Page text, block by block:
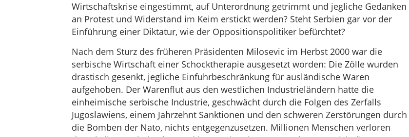
Wirtschaftskrise eingestimmt, auf Unterordnung getrimmt und jegliche Gedanken
an Protest und Widerstand im Keim erstickt werden? Steht Serbien gar vor der
Einführung einer Diktatur, wie der Oppositionspolitiker befürchtet?
Nach dem Sturz des früheren Präsidenten Milosevic im Herbst 2000 war die
serbische Wirtschaft einer Schocktherapie ausgesetzt worden: Die Zölle wurden
drastisch gesenkt, jegliche Einfuhrbeschränkung für ausländische Waren
aufgehoben. Der Warenflut aus den westlichen Industrieländern hatte die
einheimische serbische Industrie, geschwächt durch die Folgen des Zerfalls
Jugoslawiens, einem Jahrzehnt Sanktionen und den schweren Zerstörungen durch
die Bomben der Nato, nichts entgegenzusetzen. Millionen Menschen verloren